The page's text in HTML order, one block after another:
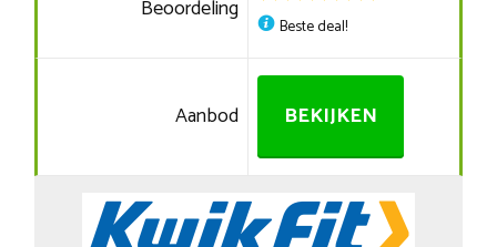
Beoordeling
Beste deal!
Aanbod BEKIJKEN